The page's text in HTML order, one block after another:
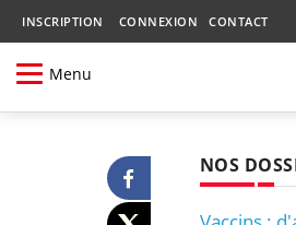
INSCRIPTION CONNEXION CONTACT
Menu
NOS